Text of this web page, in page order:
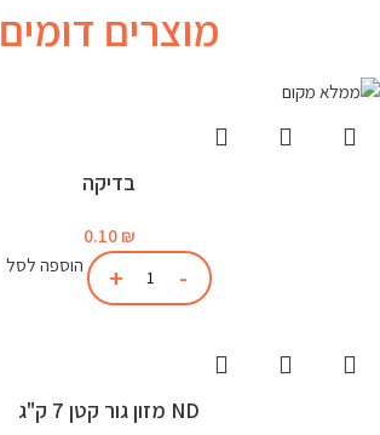
מוצרים דומים
בדיקה
0.10 ₪
הוספה לסל
ND מזון גור קטן 7 ק"ג